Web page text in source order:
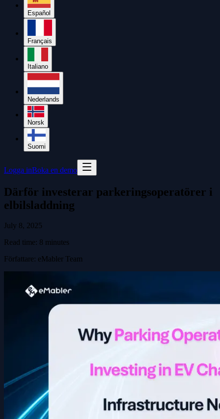
Español
Français
Italiano
Nederlands
Norsk
Suomi
Logga inBoka en demo
Därför investerar parkeringsoperatörer i
elbilsladdning
July 8, 2025
Read time: 8 minutes
Författare: eMabler Team